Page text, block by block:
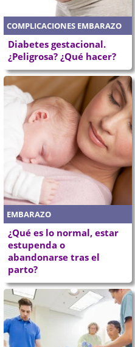
COMPLICACIONES EMBARAZO
Diabetes gestacional.
¿Peligrosa? ¿Qué hacer?
EMBARAZO
¿Qué es lo normal, estar
estupenda o
abandonarse tras el
parto?